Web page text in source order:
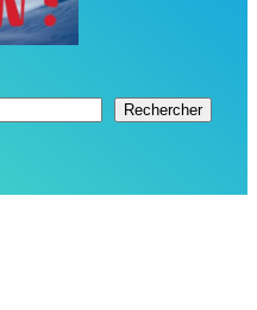
Rechercher